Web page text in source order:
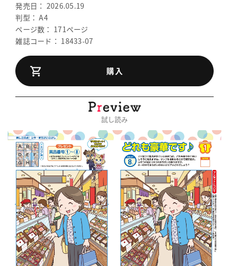
発売日： 2026.05.19
判型： A4
ページ数： 171ページ
雑誌コード： 18433-07
購入
試し読み